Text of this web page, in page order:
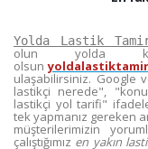
Yolda Lastik
olun yolda
olsun
ulaşabilirsiniz. Google
lastikçi nerede",
lastikçi yol tarifi"
tek yapmanız gereken
müşterilerimizin
çalıştığımız en yakın